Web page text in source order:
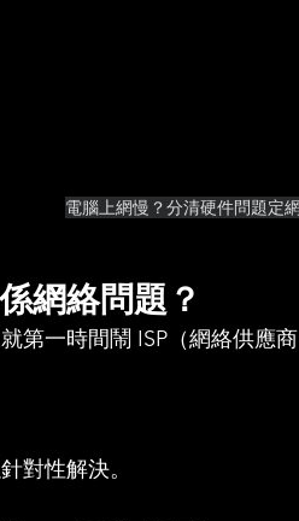
電腦上網慢？分清硬件問題定
網絡問題？
第一時間鬧 ISP（網絡供應
對性解決。